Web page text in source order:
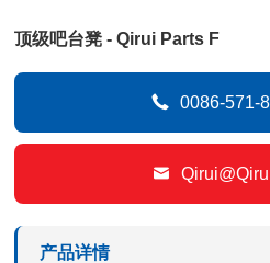
顶级吧台凳 - Qirui Parts F
 0086-571-

产品详情